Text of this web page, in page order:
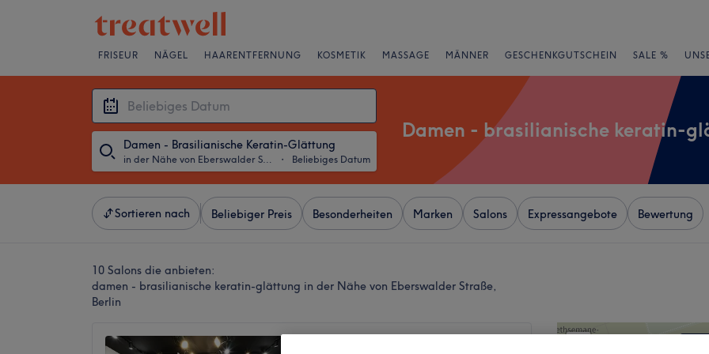
FRISEUR NÄGEL HAARENTFERNUNG KOSMETIK MASSAGE MÄNNER GESCHENKGUTSCHEIN SALE %
Damen - Brasilianische Keratin-Glättung
in der Nähe von Eberswalder Straße, Berlin ・ Beliebiges Datum
Damen - brasilianische keratin-
Sortieren nach Beliebiger Preis Besonderheiten Marken Salons Expressangebote Bewertung
10 Salons die anbieten:
damen - brasilianische keratin-glättung in der Nähe von Eberswalder Straße,
Berlin